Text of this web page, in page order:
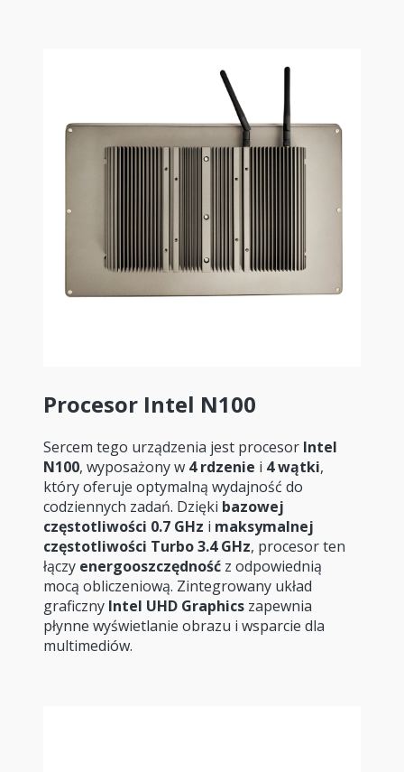
Procesor Intel N100
Sercem tego urządzenia jest procesor Intel
N100, wyposażony w 4 rdzenie i 4 wątki,
który oferuje optymalną wydajność do
codziennych zadań. Dzięki bazowej
częstotliwości 0.7 GHz i maksymalnej
częstotliwości Turbo 3.4 GHz, procesor ten
łączy energooszczędność z odpowiednią
mocą obliczeniową. Zintegrowany układ
graficzny Intel UHD Graphics zapewnia
płynne wyświetlanie obrazu i wsparcie dla
multimediów.